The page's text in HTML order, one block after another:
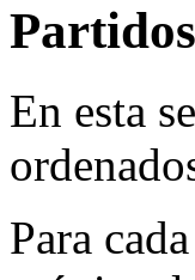
En esta
Para